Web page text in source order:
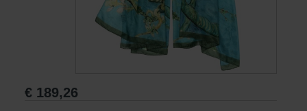
Lienzos y Láminas
€ 189,26